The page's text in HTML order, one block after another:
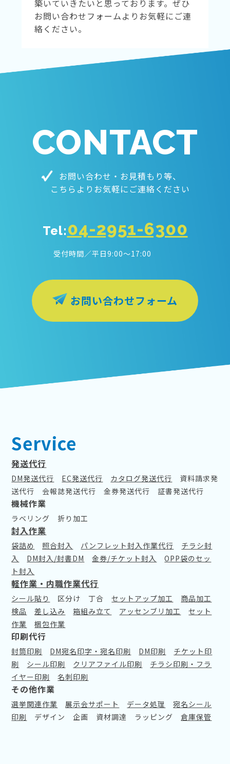
築いていきたいと思っております。ぜひ
お問い合わせフォームよりお気軽にご連
絡ください。
CONTACT
お問い合わせ・お見積もり等、
こちらよりお気軽にご連絡ください
Tel:04-2951-6300
受付時間／平日9:00〜17:00
お問い合わせフォーム
Service
発送代行
DM発送代行 EC発送代行 カタログ発送代行
資料請求発
送代行
会報誌発送代行 金券発送代行 証書発送代行
機械作業
ラベリング 折り加工
封入作業
袋詰め 照合封入 パンフレット封入作業代行
チラシ封
入
DM封入/封書DM 金券/チケット封入
OPP袋のセッ
ト封入
軽作業・内職作業代行
シール貼り 区分け 丁合 セットアップ加工
商品加工
検品
差し込み 箱組み立て アッセンブリ加工
セット
作業
梱包作業
印刷代行
封筒印刷 DM宛名印字・宛名印刷 DM印刷
チケット印
刷
シール印刷 クリアファイル印刷
チラシ印刷・フラ
イヤー印刷
名刺印刷
その他作業
選挙関連作業 展示会サポート データ処理
宛名シール
印刷
デザイン 企画 資材調達 ラッピング 倉庫保管